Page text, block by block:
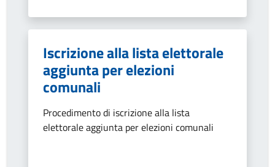
Iscrizione alla lista elettorale
aggiunta per elezioni
comunali
Procedimento di iscrizione alla lista
elettorale aggiunta per elezioni comunali